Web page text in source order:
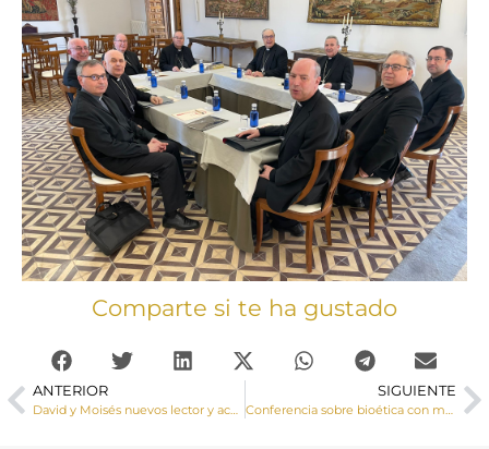
Comparte si te ha gustado
ANTERIOR
David y Moisés nuevos lector y acólito de nuestra Diócesis
SIGUIENTE
Conferencia sobre bioética con motivo de la Jornada por la Vida